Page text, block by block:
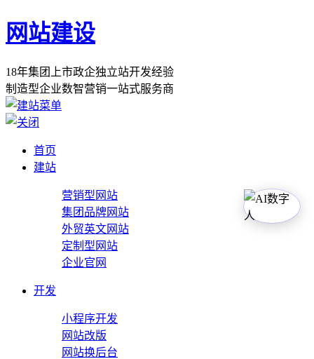
网站建设
18年集团 上市政企独立站开发经验
制 造型企业数智营销一站式服务商
首页
建站
营销型网站
集团品牌网站
外贸英文网站
定制型网站
企业官网
开发
小程序开发
网站改版
网站换后台